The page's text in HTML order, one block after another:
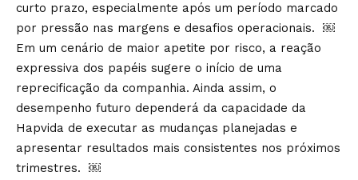
curto prazo, especialmente após um período marcado
por pressão nas margens e desafios operacionais. ￼
Em um cenário de maior apetite por risco, a reação
expressiva dos papéis sugere o início de uma
reprecificação da companhia. Ainda assim, o
desempenho futuro dependerá da capacidade da
Hapvida de executar as mudanças planejadas e
apresentar resultados mais consistentes nos próximos
trimestres. ￼